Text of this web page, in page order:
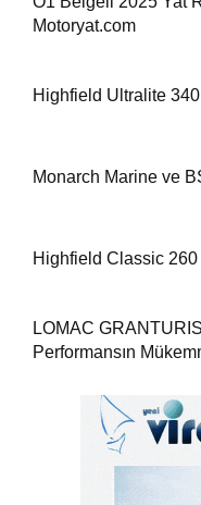
Motoryat.com
Highfield Ultralite 340
Monarch Marine ve
Highfield Classic 260
LOMAC
Performansın